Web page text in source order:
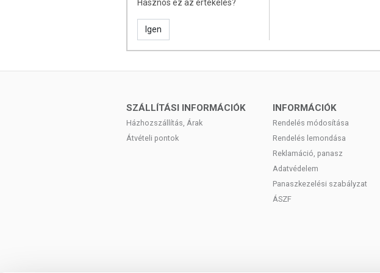
Hasznos ez az értékelés?
Igen
SZÁLLÍTÁSI INFORMÁCIÓK
Házhozszállítás, Árak
Átvételi pontok
INFORMÁCIÓK
Rendelés módosítása
Rendelés lemondása
Reklamáció, panasz
Adatvédelem
Panaszkezelési szabályzat
ÁSZF